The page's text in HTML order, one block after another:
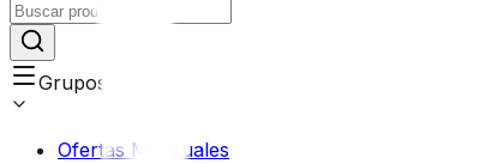
Grupos
Ofertas Mensuales